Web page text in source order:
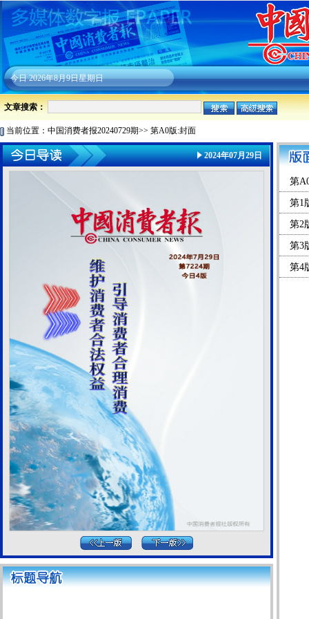
今日2026年8月9日星期日
文章搜索：
当前位置： 中国消费者报20240729期>> 第A0版:封面
2024年07月29日
第
第1
第2
第3
第4